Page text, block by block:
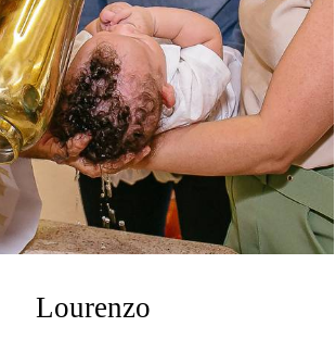
Lourenzo